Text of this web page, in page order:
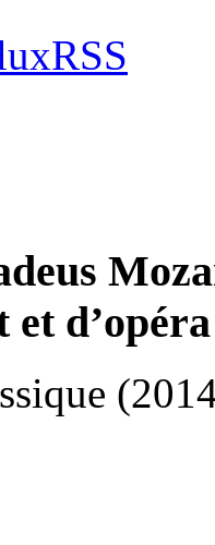
et d’opéra